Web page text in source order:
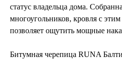
статус владельца дома.
многоугольников, кровля с
позволяет ощутить мощные
Битумная черепица RUNA